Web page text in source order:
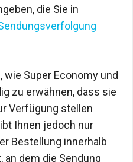
die Sie in
wie Super Economy und
zu erwähnen, dass sie
Verfügung stellen
Ihnen jedoch nur
Bestellung innerhalb
an dem die Sendung